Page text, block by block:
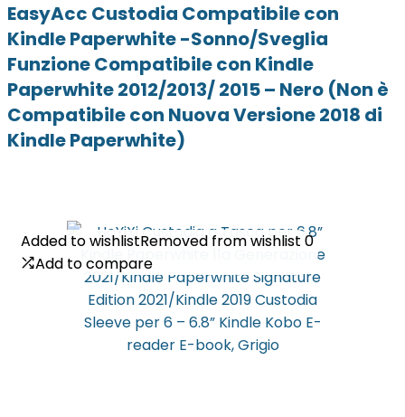
EasyAcc Custodia Compatibile con
Kindle Paperwhite -Sonno/Sveglia
Funzione Compatibile con Kindle
Paperwhite 2012/2013/ 2015 – Nero (Non è
Compatibile con Nuova Versione 2018 di
Kindle Paperwhite)
Added to wishlistRemoved from wishlist 0
Add to compare
Added to wishlistRemoved from wishlist 0
Add to compare